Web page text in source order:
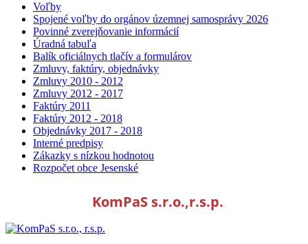
Voľby
Spojené voľby do orgánov územnej samosprávy 2026
Povinné zverejňovanie informácií
Úradná tabuľa
Balík oficiálnych tlačív a formulárov
Zmluvy, faktúry, objednávky
Zmluvy 2010 - 2012
Zmluvy 2012 - 2017
Faktúry 2011
Faktúry 2012 - 2018
Objednávky 2017 - 2018
Interné predpisy
Zákazky s nízkou hodnotou
Rozpočet obce Jesenské
KomPaS s.r.o.,r.s.p.